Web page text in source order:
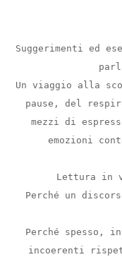
Suggerimenti ed
Un viaggio alla
pause, del
mezzi di
emozioni
Lettura in
Perché un
Perché spesso,
incoerenti